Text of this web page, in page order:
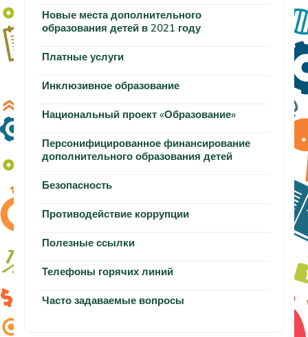
Новые места дополнительного
образования детей в 2021 году
Платные услуги
Инклюзивное образование
Национальный проект «Образование»
Персонифицированное финансирование
дополнительного образования детей
Безопасность
Противодействие коррупции
Полезные ссылки
Телефоны горячих линий
Часто задаваемые вопросы